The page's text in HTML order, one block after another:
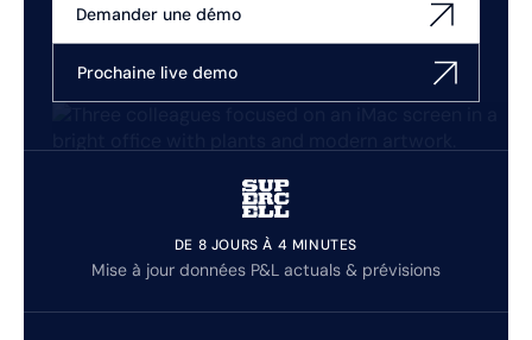
Demander une démo
Prochaine live demo
DE 8 JOURS À 4 MINUTES
Mise à jour données P&L actuals & prévisions